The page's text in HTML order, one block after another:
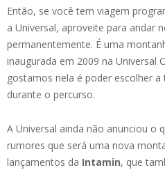
Então, se você tem viagem
a Universal, aproveite para andar
permanentemente. É uma
inaugurada em 2009 na Universal
gostamos nela é poder escolher
durante o percurso.
A Universal ainda não anunciou o
rumores que será uma nova
lançamentos da Intamin, que